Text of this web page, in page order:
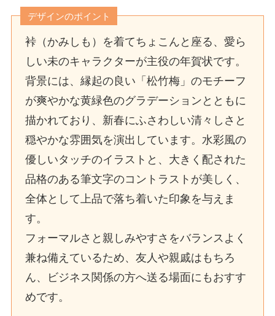
デザインのポイント
裃（かみしも）を着てちょこんと座る、愛ら
しい未のキャラクターが主役の年賀状です。
背景には、縁起の良い「松竹梅」のモチーフ
が爽やかな黄緑色のグラデーションとともに
描かれており、新春にふさわしい清々しさと
穏やかな雰囲気を演出しています。水彩風の
優しいタッチのイラストと、大きく配された
品格のある筆文字のコントラストが美しく、
全体として上品で落ち着いた印象を与えま
す。
フォーマルさと親しみやすさをバランスよく
兼ね備えているため、友人や親戚はもちろ
ん、ビジネス関係の方へ送る場面にもおすす
めです。